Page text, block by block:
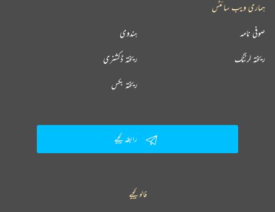
ہماری ویب سائٹس
ہندوی صوفی نامہ
ریختہ ڈکشنری ریختہ لرننگ
ریختہ بکس
رابطہ کیجیے
فالو کیجیے